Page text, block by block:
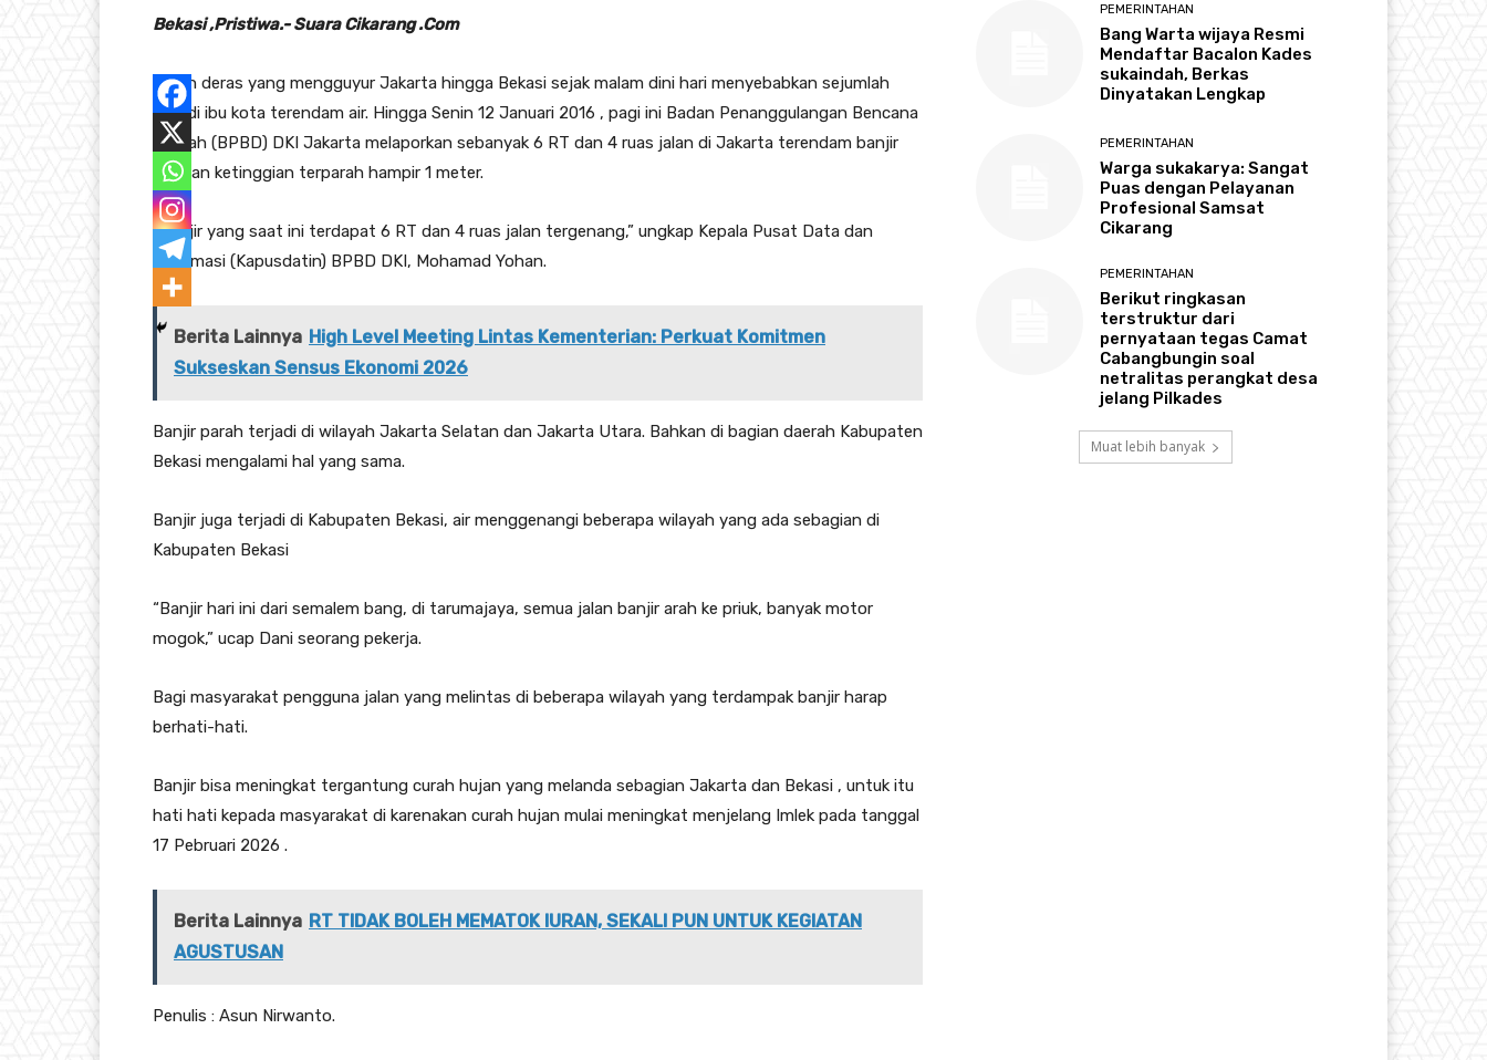
Bekasi ,Pristiwa.- Suara Cikarang .Com
Hujan deras yang mengguyur Jakarta hingga Bekasi sejak malam dini hari menyebabkan sejumlah
titik di ibu kota terendam air. Hingga Senin 12 Januari 2016 , pagi ini Badan Penanggulangan Bencana
Daerah (BPBD) DKI Jakarta melaporkan sebanyak 6 RT dan 4 ruas jalan di Jakarta terendam banjir
dengan ketinggian terparah hampir 1 meter.
“Banjir yang saat ini terdapat 6 RT dan 4 ruas jalan tergenang,” ungkap Kepala Pusat Data dan
Informasi (Kapusdatin) BPBD DKI, Mohamad Yohan.
Berita Lainnya High Level Meeting Lintas Kementerian: Perkuat Komitmen
Sukseskan Sensus Ekonomi 2026
Banjir parah terjadi di wilayah Jakarta Selatan dan Jakarta Utara. Bahkan di bagian daerah Kabupaten
Bekasi mengalami hal yang sama.
Banjir juga terjadi di Kabupaten Bekasi, air menggenangi beberapa wilayah yang ada sebagian di
Kabupaten Bekasi
“Banjir hari ini dari semalem bang, di tarumajaya, semua jalan banjir arah ke priuk, banyak motor
mogok,” ucap Dani seorang pekerja.
Bagi masyarakat pengguna jalan yang melintas di beberapa wilayah yang terdampak banjir harap
berhati-hati.
Banjir bisa meningkat tergantung curah hujan yang melanda sebagian Jakarta dan Bekasi , untuk itu
hati hati kepada masyarakat di karenakan curah hujan mulai meningkat menjelang Imlek pada tanggal
17 Pebruari 2026 .
Berita Lainnya RT TIDAK BOLEH MEMATOK IURAN, SEKALI PUN UNTUK KEGIATAN
AGUSTUSAN
Penulis : Asun Nirwanto.
PEMERINTAHAN
Bang Warta wijaya Resmi
Mendaftar Bacalon Kades
sukaindah, Berkas
Dinyatakan Lengkap
PEMERINTAHAN
Warga sukakarya: Sangat
Puas dengan Pelayanan
Profesional Samsat
Cikarang
PEMERINTAHAN
Berikut ringkasan
terstruktur dari
pernyataan tegas Camat
Cabangbungin soal
netralitas perangkat desa
jelang Pilkades
Muat lebih banyak